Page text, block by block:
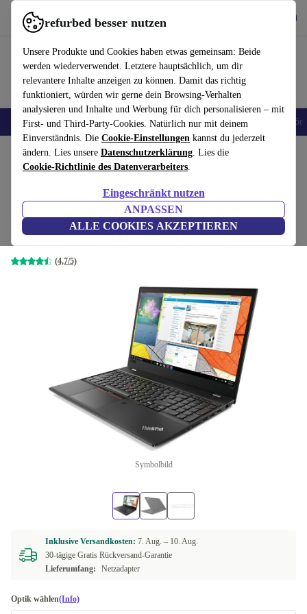
refurbed besser nutzen
Unsere Produkte und Cookies haben etwas gemeinsam: Beide
werden wiederverwendet. Letztere hauptsächlich, um dir
relevantere Inhalte anzeigen zu können. Damit das richtig
funktioniert, würden wir gerne dein Browsing-Verhalten
analysieren und Inhalte und Werbung für dich personalisieren – mit
First- und Third-Party-Cookies. Natürlich nur mit deinem
Einverständnis. Die Cookie-Einstellungen kannst du jederzeit
ändern. Lies unsere Datenschutzerklärung. Lies die
Cookie-Richtlinie des Datenverarbeiters.
Eingeschränkt nutzen
ANPASSEN
ALLE COOKIES AKZEPTIEREN
refurbed schnell und einfach nutzen
🎒 Back to school Handys Laptops Tablets Smartwatches Zubehör
Home Produkte Laptops Lenovo Laptops
Lenovo ThinkPad T580 | i5-
8250U | 15.6"
4 GB | 120 GB SSD | schwarz | Win 11 Pro |
(4,7/5)
334,99 €
Neu: 1.059,00 €
Symbolbild
Inklusive Versandkosten: 7. Aug. – 10. Aug.
30-tägige Gratis Rückversand-Garantie
Lieferumfang:
Netzadapter
Optik wählen(Info)